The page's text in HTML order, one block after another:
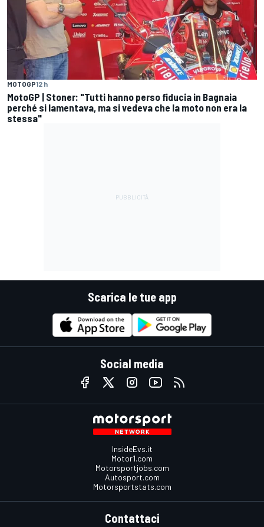
MOTOGP12 h
MotoGP | Stoner: "Tutti hanno perso fiducia in Bagnaia
perché si lamentava, ma si vedeva che la moto non era la
stessa"
Scarica le tue app
Social media
InsideEvs.it
Motor1.com
Motorsportjobs.com
Autosport.com
Motorsportstats.com
Contattaci